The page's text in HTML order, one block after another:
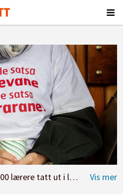
etter at regjeringa varsla tvungen lønnsnemnd.